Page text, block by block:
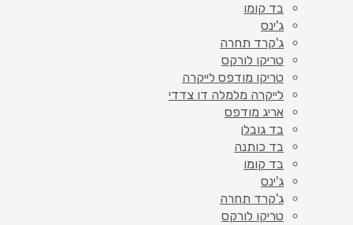
בד קומו
ג'ינס
ג'קרד תחרה
טריקו לורקס
טריקו מודפס לייקרה
לייקרה מלמלה דו צדדי
אריג מודפס
בד גובלן
בד כותנה
בד קומו
ג'ינס
ג'קרד תחרה
טריקו לורקס